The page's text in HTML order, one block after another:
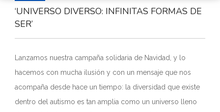
INICIO
COMUNICACIÓN
SERVICIOS
NOTICIAS
‘UNIVERSO DIVERSO: INFINITAS FORMAS DE
SER’
Lanzamos nuestra campaña solidaria de Navidad, y lo
hacemos con mucha ilusión y con un mensaje que nos
acompaña desde hace un tiempo: la diversidad que existe
dentro del autismo es tan amplia como un universo lleno